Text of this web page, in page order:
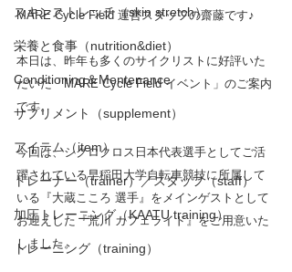
スキンストレッチ（skin stretch）
栄養と食事（nutrition&diet）
Conditioning＆Mentenance
サプリメント（supplement）
アイテム（item）
トレーナー（trainer）／スタッフ（staff）
加圧トレーニング（KAATU training）
トレーニング（training）
MARE Cycle Field 運営スタッフの齋藤です♪
本日は、昨年も多くのサイクリストに好評いた
だいた「MARE Cycle Field イベント」のご案内
です。
今回は、シクロクロス日本代表選手としてご活
躍されている早稲田大学自転車競技に所属して
いる『大蔵こころ 選手』をメインゲストとして
お迎えした『荒川 カフェライド』をご用意いた
しました。